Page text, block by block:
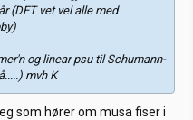
(DET vet vel alle med
og linear psu til Schumann-
mvh K
som hører om musa fiser i